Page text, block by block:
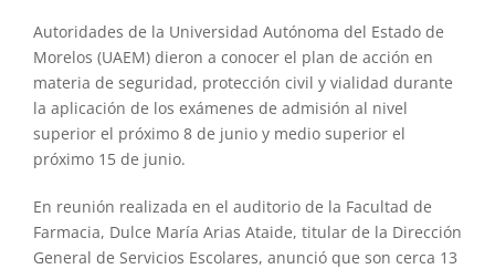
Autoridades de la Universidad Autónoma del Estado de
Morelos (UAEM) dieron a conocer el plan de acción en
materia de seguridad, protección civil y vialidad durante
la aplicación de los exámenes de admisión al nivel
superior el próximo 8 de junio y medio superior el
próximo 15 de junio.
En reunión realizada en el auditorio de la Facultad de
Farmacia, Dulce María Arias Ataide, titular de la Dirección
General de Servicios Escolares, anunció que son cerca 13